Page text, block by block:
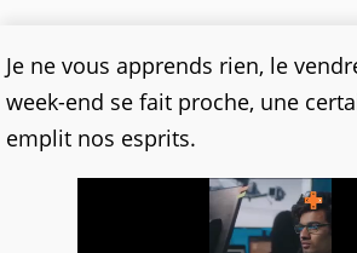
Je ne vous apprends rien, le
week-end se fait proche, une
emplit nos esprits.